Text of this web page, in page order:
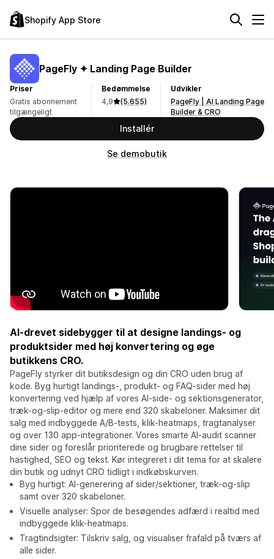
Shopify App Store
PageFly ✦ Landing Page Builder
Priser
Gratis abonnement
tilgængeligt
Bedømmelse
4,9
(5.655)
Udvikler
PageFly | AI Landing Page
Builder & CRO
Installér
Se demobutik
AI-drevet sidebygger til at designe landings- og
produktsider med høj konvertering og øge
butikkens CRO.
PageFly styrker dit butiksdesign og din CRO uden brug af
kode. Byg hurtigt landings-, produkt- og FAQ-sider med høj
konvertering ved hjælp af vores AI-side- og sektionsgenerator,
træk-og-slip-editor og mere end 320 skabeloner. Maksimer dit
salg med indbyggede A/B-tests, klik-heatmaps, tragtanalyser
og over 130 app-integrationer. Vores smarte AI-audit scanner
dine sider og foreslår prioriterede og brugbare rettelser til
hastighed, SEO og tekst. Kør integreret i dit tema for at skalere
din butik og udnyt CRO tidligt i indkøbskurven.
Byg hurtigt: AI-generering af sider/sektioner, træk-og-slip
samt over 320 skabeloner.
Visuelle analyser: Spor de besøgendes adfærd i realtid med
indbyggede klik-heatmaps.
Tragtindsigter: Tilskriv salg, og visualiser frafald på tværs af
alle sider.